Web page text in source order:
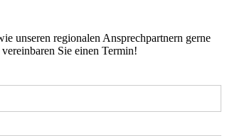
unseren regionalen Ansprechpartnern gerne
Sie einen Termin!